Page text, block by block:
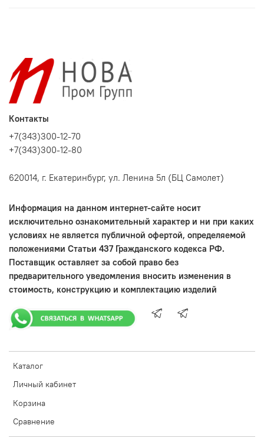
Каталог
Личный кабинет
Корзина
Сравнение
Контакты
+7(343)300-12-70
+7(343)300-12-80
620014, г. Екатеринбург, ул. Ленина 5л (БЦ Самолет)
Информация на данном интернет-сайте носит
исключительно ознакомительный характер и ни при каких
условиях не является публичной офертой, определяемой
положениями Статьи 437 Гражданского кодекса РФ.
Поставщик оставляет за собой право без
предварительного уведомления вносить изменения в
стоимость, конструкцию и комплектацию изделий